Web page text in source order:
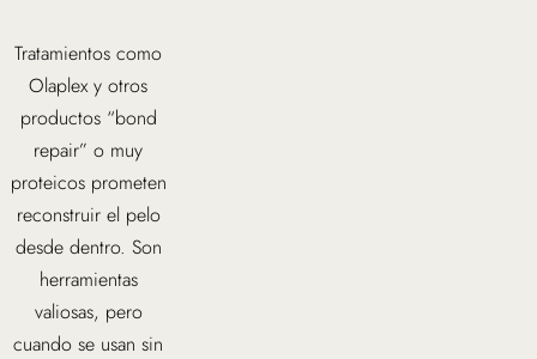
Tratamientos como
Olaplex y otros
productos “bond
repair” o muy
proteicos prometen
reconstruir el pelo
desde dentro. Son
herramientas
valiosas, pero
cuando se usan sin